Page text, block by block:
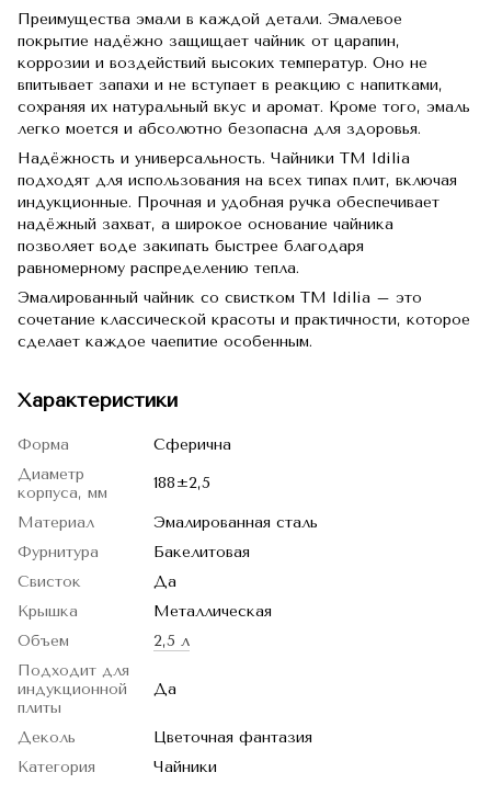
Преимущества эмали в каждой детали. Эмалевое
покрытие надёжно защищает чайник от царапин,
коррозии и воздействий высоких температур. Оно не
впитывает запахи и не вступает в реакцию с напитками,
сохраняя их натуральный вкус и аромат. Кроме того, эмаль
легко моется и абсолютно безопасна для здоровья.
Надёжность и универсальность. Чайники TM Idilia
подходят для использования на всех типах плит, включая
индукционные. Прочная и удобная ручка обеспечивает
надёжный захват, а широкое основание чайника
позволяет воде закипать быстрее благодаря
равномерному распределению тепла.
Эмалированный чайник со свистком TM Idilia – это
сочетание классической красоты и практичности, которое
сделает каждое чаепитие особенным.
Характеристики
Форма
Сферична
Диаметр
корпуса, мм
188±2,5
Материал
Эмалированная сталь
Фурнитура
Бакелитовая
Свисток
Да
Крышка
Металлическая
Объем
2,5 л
Подходит для
индукционной
плиты
Да
Деколь
Цветочная фантазия
Категория
Чайники